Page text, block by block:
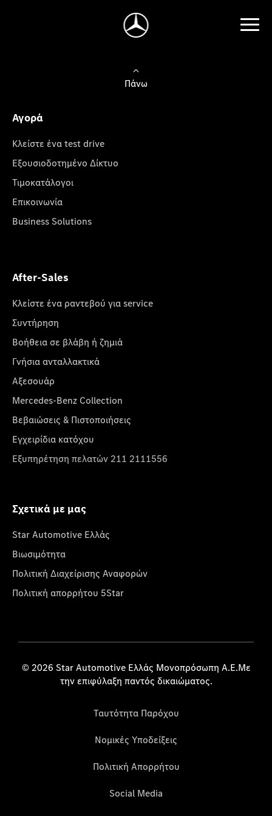
Πάνω
Αγορά
Κλείστε ένα test drive
Εξουσιοδοτημένο Δίκτυο
Τιμοκατάλογοι
Επικοινωνία
Business Solutions
After-Sales
Κλείστε ένα ραντεβού για service
Συντήρηση
Βοήθεια σε βλάβη ή ζημιά
Γνήσια ανταλλακτικά
Αξεσουάρ
Mercedes-Benz Collection
Βεβαιώσεις & Πιστοποιήσεις
Εγχειρίδια κατόχου
Εξυπηρέτηση πελατών 211 2111556
Σχετικά με μας
Star Automotive Ελλάς
Βιωσιμότητα
Πολιτική Διαχείρισης Αναφορών
Πολιτική απορρήτου 5Star
© 2026 Star Automotive Ελλάς Μονοπρόσωπη Α.Ε.Με
την επιφύλαξη παντός δικαιώματος.
Ταυτότητα Παρόχου
Νομικές Υποδείξεις
Πολιτική Απορρήτου
Social Media